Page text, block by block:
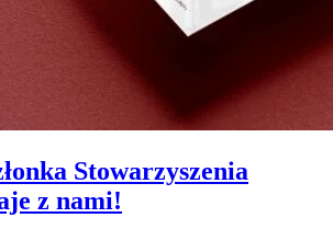
Stowarzyszenia
z nami!